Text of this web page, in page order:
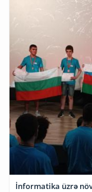
İnformatika üzrə